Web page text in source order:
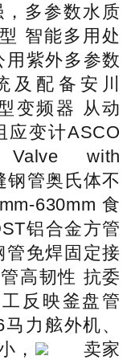
多参数水质
智能多用处
紫外多参数
及配备安川
变频器 从动
应变计ASCO
Valve with
钢管奥氏体不
630mm 食
铝合金方管
管免焊固定接
高韧性 抗委
反映釜盘管
力舷外机、
，
卖家